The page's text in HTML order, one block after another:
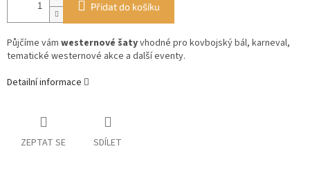
Přidat do košíku
Půjčíme vám westernové šatyvhodné pro kovbojský bál, karneval,
tematické westernové akce a další eventy.
Detailní informace
ZEPTAT SE SDÍLET